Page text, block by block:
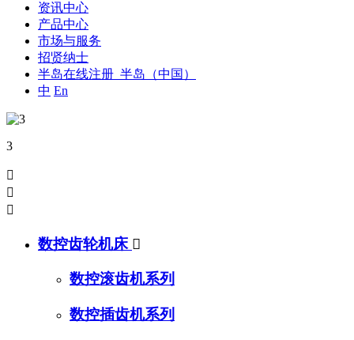
资讯中心
产品中心
市场与服务
招贤纳士
半岛在线注册_半岛（中国）
中 En
3



数控齿轮机床 
数控滚齿机系列
数控插齿机系列